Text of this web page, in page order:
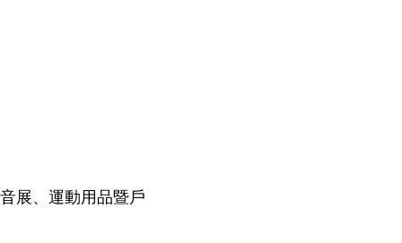
展、運動用品暨戶